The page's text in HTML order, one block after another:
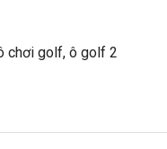
chơi golf, ô golf 2